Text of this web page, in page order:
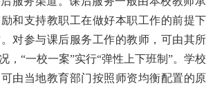
和支持教职工在做好本职工作的前提下
对参与课后服务工作的教师，可由其所
，“一校一案”实行“弹性上下班制”。学校
由当地教育部门按照师资均衡配置的原